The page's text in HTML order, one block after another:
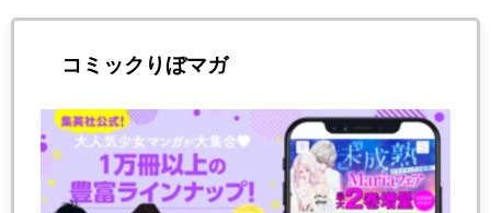
コミックりぼマガ